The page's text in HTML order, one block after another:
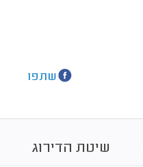
שתפו
שיטת הדירוג